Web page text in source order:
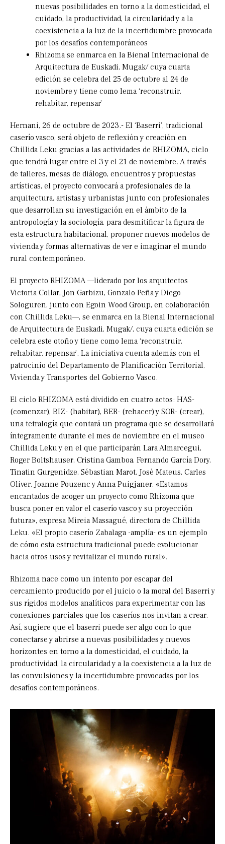
nuevas posibilidades en torno a la domesticidad, el
cuidado, la productividad, la circularidad y a la
coexistencia a la luz de la incertidumbre provocada
por los desafíos contemporáneos
Rhizoma se enmarca en la Bienal Internacional de
Arquitectura de Euskadi, Mugak/ cuya cuarta
edición se celebra del 25 de octubre al 24 de
noviembre y tiene como lema ‘reconstruir,
rehabitar, repensar’
Hernani, 26 de octubre de 2023.- El ‘Baserri’, tradicional
caserío vasco, será objeto de reflexión y creación en
Chillida Leku gracias a las actividades de RHIZOMA, ciclo
que tendrá lugar entre el 3 y el 21 de noviembre. A través
de talleres, mesas de diálogo, encuentros y propuestas
artísticas, el proyecto convocará a profesionales de la
arquitectura, artistas y urbanistas junto con profesionales
que desarrollan su investigación en el ámbito de la
antropología y la sociología, para desmitificar la figura de
esta estructura habitacional, proponer nuevos modelos de
vivienda y formas alternativas de ver e imaginar el mundo
rural contemporáneo.
El proyecto RHIZOMA —liderado por los arquitectos
Victoria Collar, Jon Garbizu, Gonzalo Peña y Diego
Sologuren, junto con Egoin Wood Group, en colaboración
con Chillida Leku—, se enmarca en la Bienal Internacional
de Arquitectura de Euskadi, Mugak/, cuya cuarta edición se
celebra este otoño y tiene como lema ‘reconstruir,
rehabitar, repensar’. La iniciativa cuenta además con el
patrocinio del Departamento de Planificación Territorial,
Vivienda y Transportes del Gobierno Vasco.
El ciclo RHIZOMA está dividido en cuatro actos: HAS-
(comenzar), BIZ- (habitar), BER- (rehacer) y SOR- (crear),
una tetralogía que contará un programa que se desarrollará
íntegramente durante el mes de noviembre en el museo
Chillida Leku y en el que participarán Lara Almarcegui,
Roger Boltshauser, Cristina Gamboa, Fernando García Dory,
Tinatin Gurgenidze, Sébastian Marot, José Mateus, Carles
Oliver, Joanne Pouzenc y Anna Puigjaner. «Estamos
encantados de acoger un proyecto como Rhizoma que
busca poner en valor el caserío vasco y su proyección
futura», expresa Mireia Massagué, directora de Chillida
Leku. «El propio caserío Zabalaga -amplía- es un ejemplo
de cómo esta estructura tradicional puede evolucionar
hacia otros usos y revitalizar el mundo rural».
Rhizoma nace como un intento por escapar del
cercamiento producido por el juicio o la moral del Baserri y
sus rígidos modelos analíticos para experimentar con las
conexiones parciales que los caseríos nos invitan a crear.
Así, sugiere que el baserri puede ser algo con lo que
conectarse y abrirse a nuevas posibilidades y nuevos
horizontes en torno a la domesticidad, el cuidado, la
productividad, la circularidad y a la coexistencia a la luz de
las convulsiones y la incertidumbre provocadas por los
desafíos contemporáneos.